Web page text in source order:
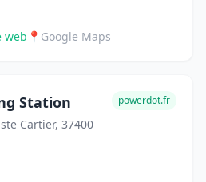
web 📍 Google Maps
Station
Cartier, 37400
powerdot.fr